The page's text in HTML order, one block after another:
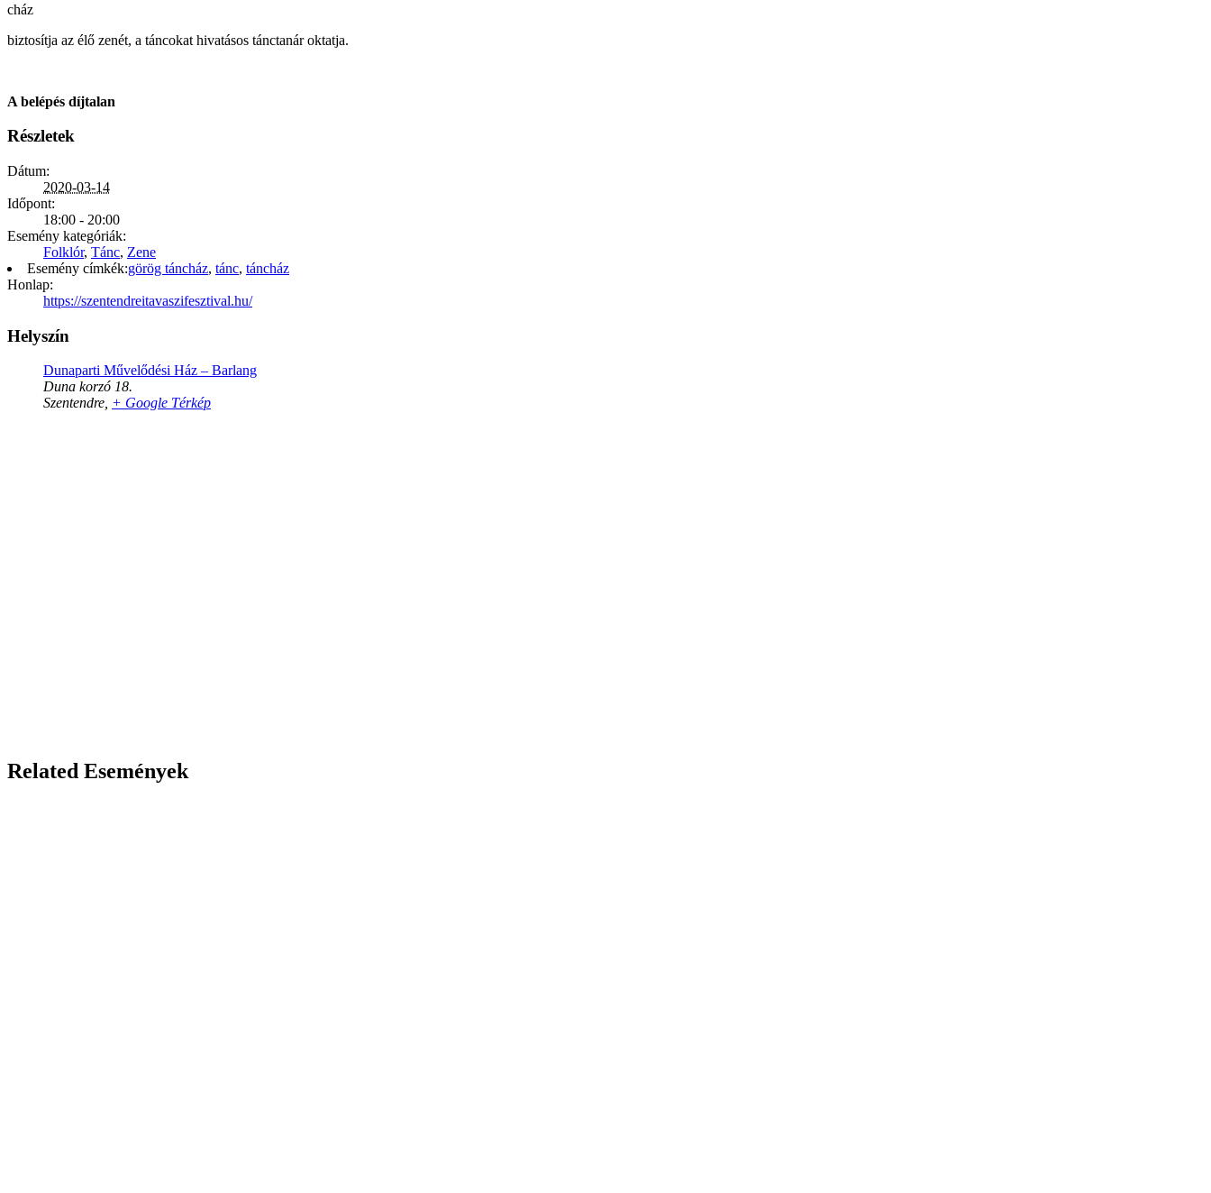
cház
biztosítja az élő zenét, a táncokat hivatásos tánctanár oktatja.
A belépés díjtalan
Részletek
Dátum:
2020-03-14
Időpont:
18:00 - 20:00
Esemény kategóriák:
Folklór, Tánc, Zene
Esemény címkék:görög táncház, tánc, táncház
Honlap:
https://szentendreitavaszifesztival.hu/
Helyszín
Dunaparti Művelődési Ház – Barlang
Duna korzó 18.
Szentendre, + Google Térkép
Related Események